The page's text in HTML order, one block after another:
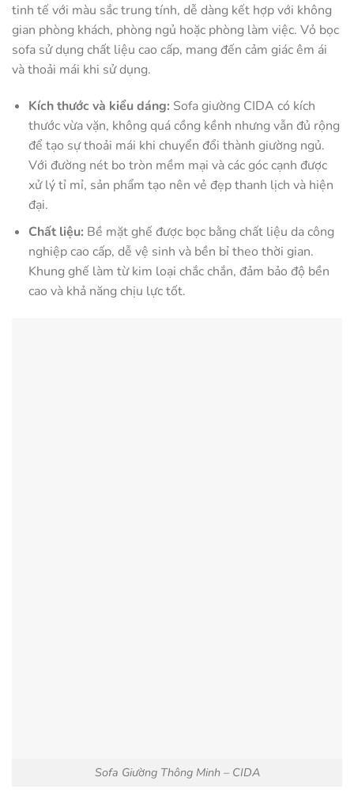
tinh tế với màu sắc trung tính, dễ dàng kết hợp với không
gian phòng khách, phòng ngủ hoặc phòng làm việc. Vỏ bọc
sofa sử dụng chất liệu cao cấp, mang đến cảm giác êm ái
và thoải mái khi sử dụng.
Kích thước và kiểu dáng: Sofa giường CIDA có kích
thước vừa vặn, không quá cồng kềnh nhưng vẫn đủ rộng
để tạo sự thoải mái khi chuyển đổi thành giường ngủ.
Với đường nét bo tròn mềm mại và các góc cạnh được
xử lý tỉ mỉ, sản phẩm tạo nên vẻ đẹp thanh lịch và hiện
đại.
Chất liệu: Bề mặt ghế được bọc bằng chất liệu da công
nghiệp cao cấp, dễ vệ sinh và bền bỉ theo thời gian.
Khung ghế làm từ kim loại chắc chắn, đảm bảo độ bền
cao và khả năng chịu lực tốt.
Sofa Giường Thông Minh – CIDA